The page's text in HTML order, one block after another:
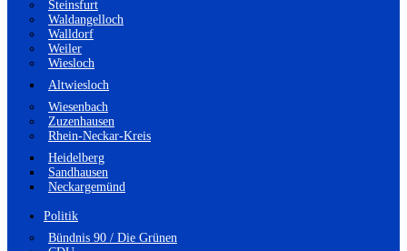
Steinsfurt
Waldangelloch
Walldorf
Weiler
Wiesloch
Altwiesloch
Wiesenbach
Zuzenhausen
Rhein-Neckar-Kreis
Heidelberg
Sandhausen
Neckargemünd
Politik
Bündnis 90 / Die Grünen